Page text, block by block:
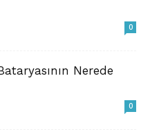
0
Nerede
0